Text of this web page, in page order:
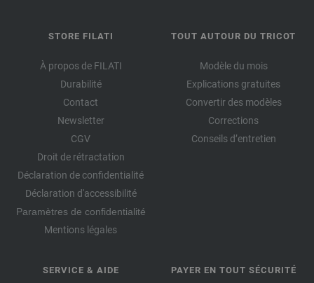
STORE FILATI
À propos de FILATI
Durabilité
Contact
Newsletter
CGV
Droit de rétractation
Déclaration de confidentialité
Déclaration d'accessibilité
Paramètres de confidentialité
Mentions légales
TOUT AUTOUR DU TRICOT
Modèle du mois
Explications gratuites
Convertir des modèles
Corrections
Conseils d’entretien
SERVICE & AIDE PAYER EN TOUT SÉCURITÉ